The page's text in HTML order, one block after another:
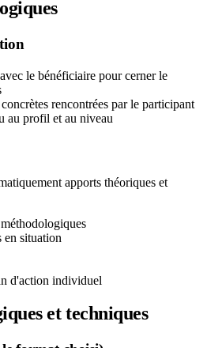
le bénéficiaire pour cerner le
rencontrées par le participant
au profil et au niveau
apports théoriques et
en situation
d'action individuel
et techniques